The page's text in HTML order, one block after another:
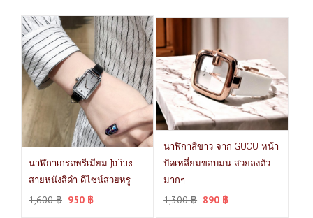
นาฬิกาเกรดพรีเมียม Julius
สายหนังสีดำ ดีไซน์สวยหรู
1,600฿ 950 ฿
นาฬิกาสีขาว จาก GUOU หน้า
ปัดเหลี่ยมขอบมน สวยลงตัว
มากๆ
1,300฿ 890 ฿